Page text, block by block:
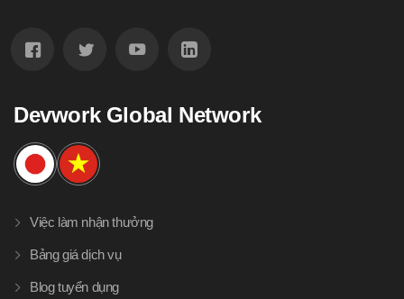
Devwork Global Network
Việc làm nhận thưởng
Bảng giá dịch vụ
Blog tuyển dụng